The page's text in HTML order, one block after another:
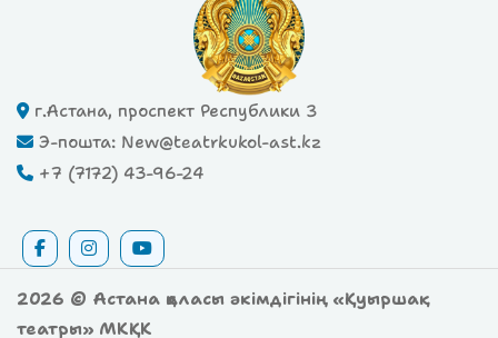
г.Астана, проспект Республики 3
Э-пошта: New@teatrkukol-ast.kz
+7 (7172) 43-96-24
2026 © Астана қаласы әкімдігінің «Қуыршақ
театры» МКҚК